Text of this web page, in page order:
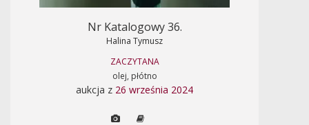
Nr Katalogowy 36.
Halina Tymusz
ZACZYTANA
olej, płótno
aukcja z 26 września 2024